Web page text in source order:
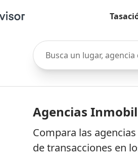
Busca un lugar, agencia o
Agencias
Compara las
de transacciones en